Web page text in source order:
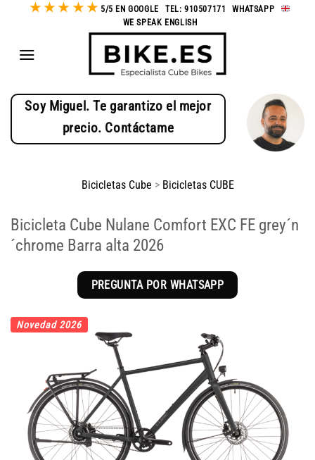
★★ ★ ★★ 5/5 EN GOOGLE TEL: 910507171 -WHATSAPP
WE SPEAK ENGLISH
Soy Miguel. Te garantizo el mejor
precio. Contáctame
Bicicletas Cube > Bicicletas CUBE
Bicicleta Cube Nulane Comfort EXC FE grey´n
´chrome Barra alta 2026
PREGUNTA POR WHATSAPP
Novedad 2026